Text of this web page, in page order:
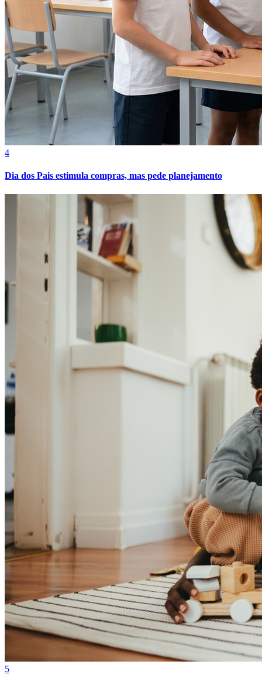
Bahia
4
Dia dos Pais estimula compras, mas pede planejamento
5